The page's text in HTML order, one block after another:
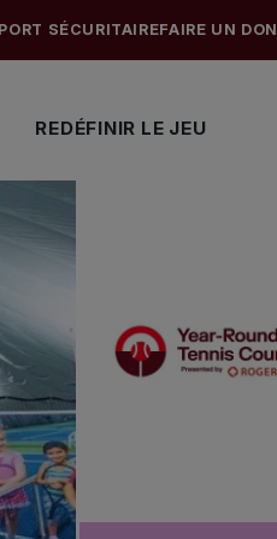
REDÉFINIR LE JEU
SÉCURITAIREFAIRE UN DON